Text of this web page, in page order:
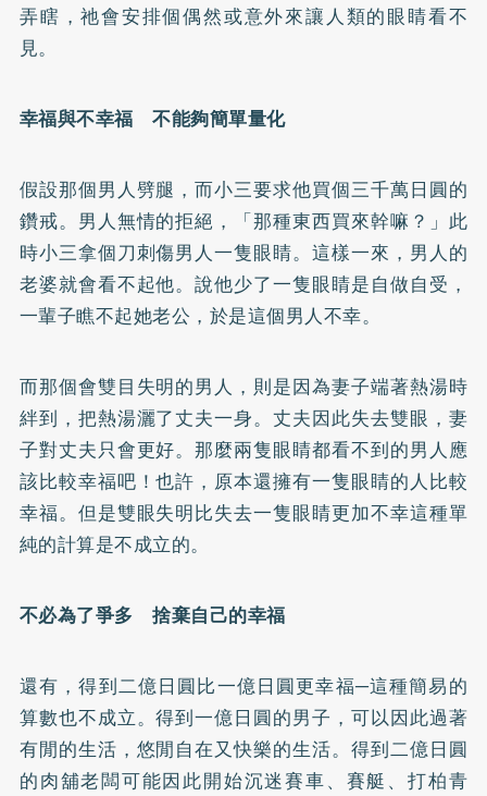
弄瞎，祂會安排個偶然或意外來讓人類的眼睛看不
見。
幸福與不幸福 不能夠簡單量化
假設那個男人劈腿，而小三要求他買個三千萬日圓的
鑽戒。男人無情的拒絕，「那種東西買來幹嘛？」此
時小三拿個刀刺傷男人一隻眼睛。這樣一來，男人的
老婆就會看不起他。說他少了一隻眼睛是自做自受，
一輩子瞧不起她老公，於是這個男人不幸。
而那個會雙目失明的男人，則是因為妻子端著熱湯時
絆到，把熱湯灑了丈夫一身。丈夫因此失去雙眼，妻
子對丈夫只會更好。那麼兩隻眼睛都看不到的男人應
該比較幸福吧！也許，原本還擁有一隻眼睛的人比較
幸福。但是雙眼失明比失去一隻眼睛更加不幸這種單
純的計算是不成立的。
不必為了爭多 捨棄自己的幸福
還有，得到二億日圓比一億日圓更幸福─這種簡易的
算數也不成立。得到一億日圓的男子，可以因此過著
有閒的生活，悠閒自在又快樂的生活。得到二億日圓
的肉舖老闆可能因此開始沉迷賽車、賽艇、打柏青